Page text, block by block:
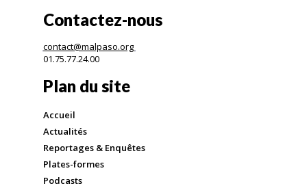
Contactez-nous
contact@malpaso.org
01.75.77.24.00
Plan du site
Accueil
Actualités
Reportages & Enquêtes
Plates-formes
Podcasts